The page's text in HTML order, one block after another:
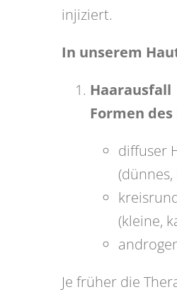
injiziert.
In unserem
Haarausfall
Formen
diffuser
(kleine,
Je früher die